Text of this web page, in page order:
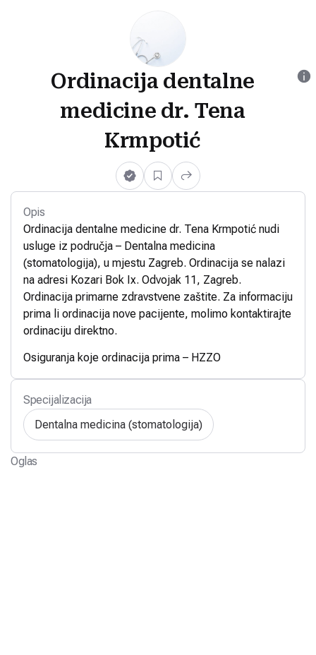
Ordinacija dentalne
medicine dr. Tena
Krmpotić
Opis
Ordinacija dentalne medicine dr. Tena Krmpotić nudi
usluge iz područja – Dentalna medicina
(stomatologija), u mjestu Zagreb. Ordinacija se nalazi
na adresi Kozari Bok Ix. Odvojak 11, Zagreb.
Ordinacija primarne zdravstvene zaštite. Za informaciju
prima li ordinacija nove pacijente, molimo kontaktirajte
ordinaciju direktno.
Osiguranja koje ordinacija prima – HZZO
Specijalizacija
Dentalna medicina (stomatologija)
Oglas